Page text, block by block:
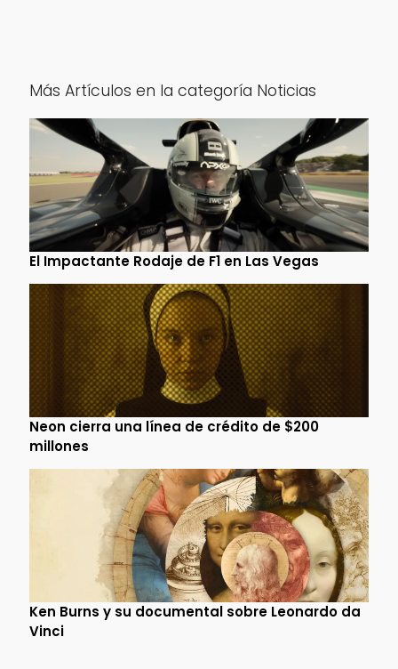
Más Artículos en la categoría Noticias
El Impactante Rodaje de F1 en Las Vegas
Neon cierra una línea de crédito de $200
millones
Ken Burns y su documental sobre Leonardo da
Vinci